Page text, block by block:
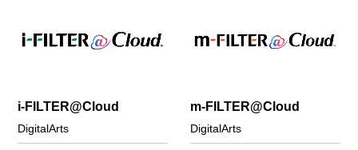
i-FILTER@Cloud
DigitalArts
m-FILTER@Cloud
DigitalArts